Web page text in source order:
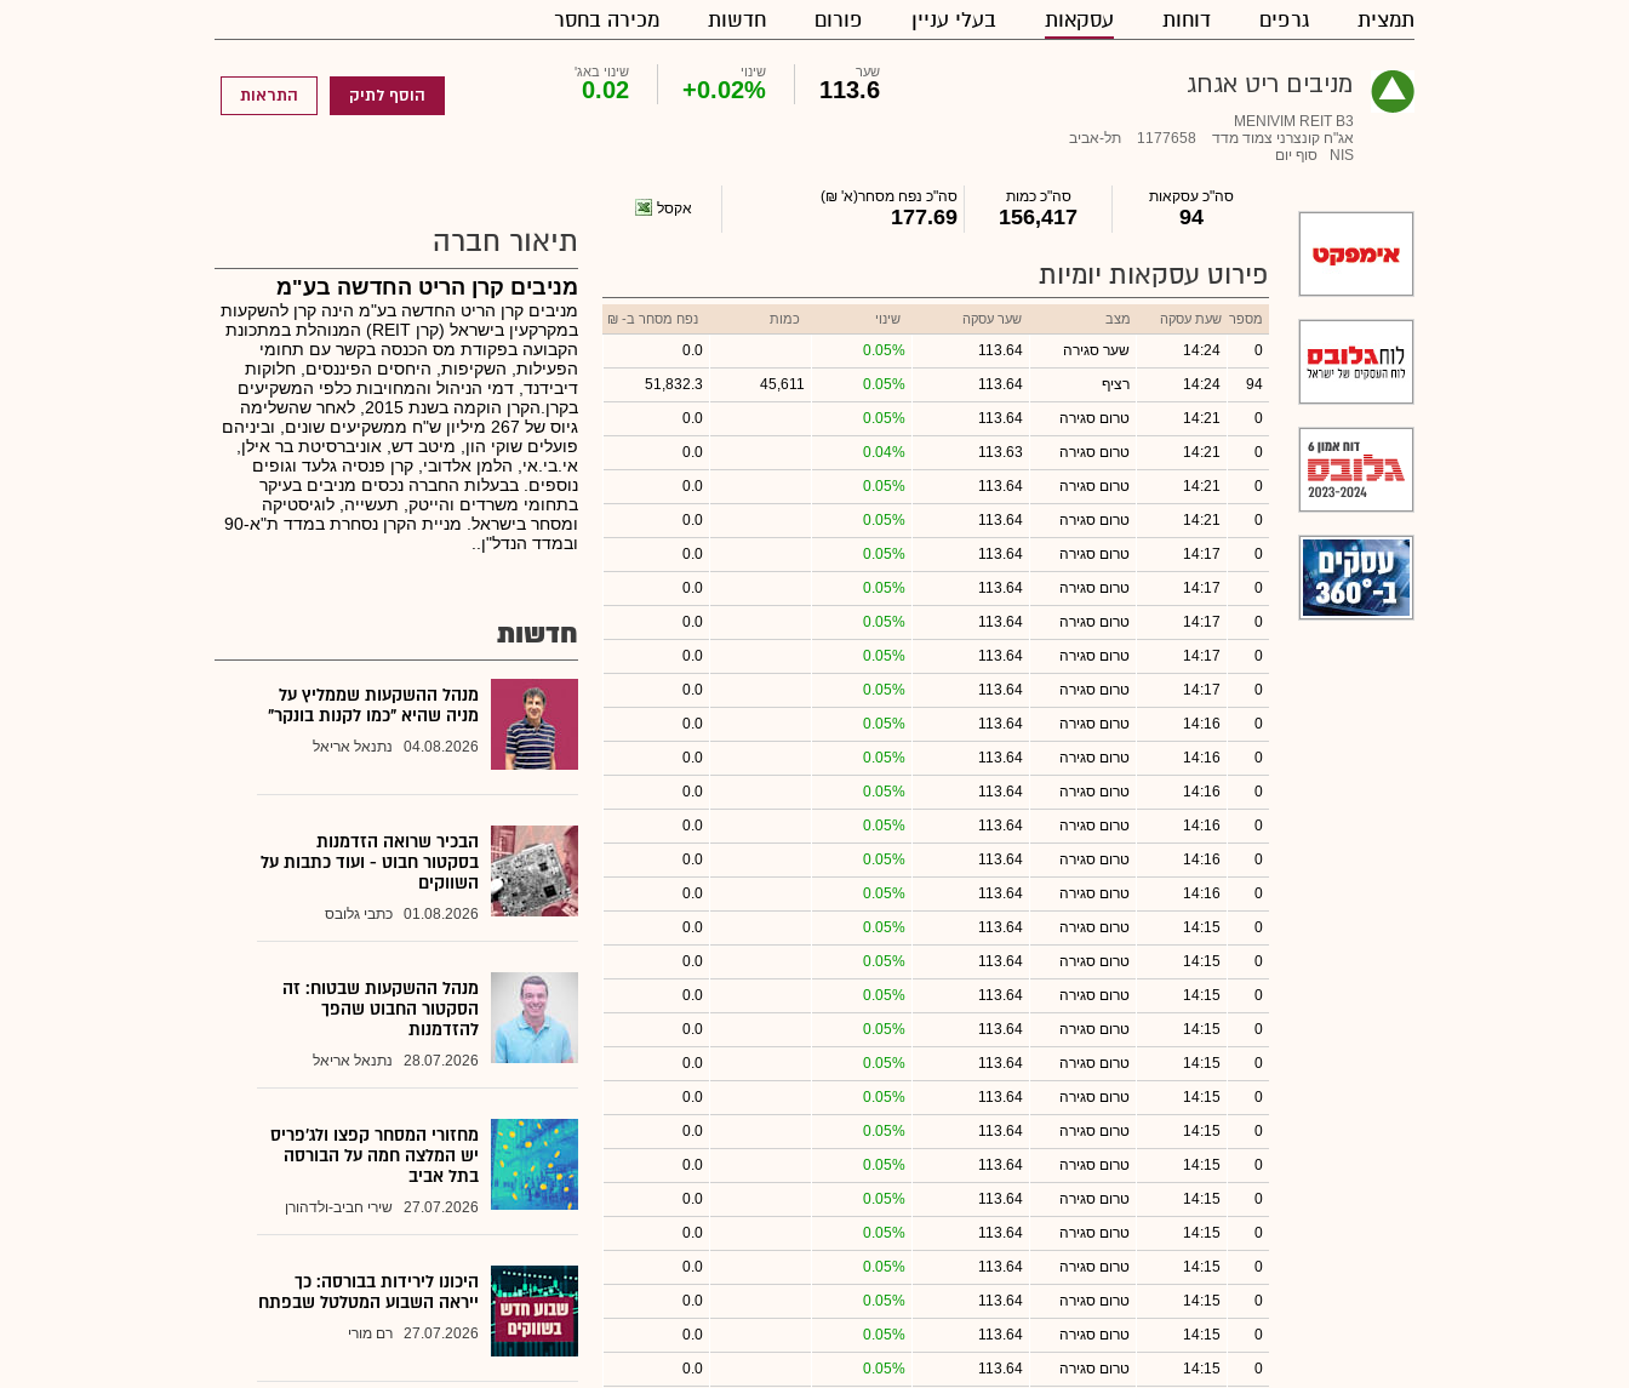
תמצית גרפים דוחות עסקאות בעלי עניין פורום חדשות מכירה בחסר
מניבים ריט אגחג
MENIVIM REIT B3
אג"ח קונצרני צמוד מדד
1177658
תל-אביב
NIS
סוף יום
שער
113.6
שינוי
+0.02%
שינוי באג'
0.02 הוסף לתיק התראות
סה"כ עסקאות
94
סה"כ כמות
156,417
סה"כ נפח מסחר(א' ₪)
177.69 אקסל
פירוט עסקאות יומיות
מספר שעת עסקה מצב שער עסקה שינוי כמות נפח מסחר ב- ₪
0
14:24 שער סגירה 113.64
0.05%
0.0
94
14:24 רציף 113.64
0.05%
45,611
51,832.3
0
14:21 טרום סגירה 113.64
0.05%
0.0
0
14:21 טרום סגירה 113.63
0.04%
0.0
0
14:21 טרום סגירה 113.64
0.05%
0.0
0
14:21 טרום סגירה 113.64
0.05%
0.0
0
14:17 טרום סגירה 113.64
0.05%
0.0
0
14:17 טרום סגירה 113.64
0.05%
0.0
0
14:17 טרום סגירה 113.64
0.05%
0.0
0
14:17 טרום סגירה 113.64
0.05%
0.0
0
14:17 טרום סגירה 113.64
0.05%
0.0
0
14:16 טרום סגירה 113.64
0.05%
0.0
0
14:16 טרום סגירה 113.64
0.05%
0.0
0
14:16 טרום סגירה 113.64
0.05%
0.0
0
14:16 טרום סגירה 113.64
0.05%
0.0
0
14:16 טרום סגירה 113.64
0.05%
0.0
0
14:16 טרום סגירה 113.64
0.05%
0.0
0
14:15 טרום סגירה 113.64
0.05%
0.0
0
14:15 טרום סגירה 113.64
0.05%
0.0
0
14:15 טרום סגירה 113.64
0.05%
0.0
0
14:15 טרום סגירה 113.64
0.05%
0.0
0
14:15 טרום סגירה 113.64
0.05%
0.0
0
14:15 טרום סגירה 113.64
0.05%
0.0
0
14:15 טרום סגירה 113.64
0.05%
0.0
0
14:15 טרום סגירה 113.64
0.05%
0.0
0
14:15 טרום סגירה 113.64
0.05%
0.0
0
14:15 טרום סגירה 113.64
0.05%
0.0
0
14:15 טרום סגירה 113.64
0.05%
0.0
0
14:15 טרום סגירה 113.64
0.05%
0.0
0
14:15 טרום סגירה 113.64
0.05%
0.0
0
14:15 טרום סגירה 113.64
0.05%
0.0
תיאור חברה
מניבים קרן הריט החדשה בע"מ
מניבים קרן הריט החדשה בע"מ הינה קרן להשקעות
במקרקעין בישראל (קרן REIT) המנוהלת במתכונת
הקבועה בפקודת מס הכנסה בקשר עם תחומי
הפעילות, השקיפות, היחסים הפיננסים, חלוקות
דיבידנד, דמי הניהול והמחויבות כלפי המשקיעים
בקרן.הקרן הוקמה בשנת 2015, לאחר שהשלימה
גיוס של 267 מיליון ש"ח ממשקיעים שונים, וביניהם
פועלים שוקי הון, מיטב דש, אוניברסיטת בר אילן,
אי.בי.אי, הלמן אלדובי, קרן פנסיה גלעד וגופים
נוספים. בבעלות החברה נכסים מניבים בעיקר
בתחומי משרדים והייטק, תעשייה, לוגיסטיקה
ומסחר בישראל. מניית הקרן נסחרת במדד ת"א-90
ובמדד הנדל"ן..
חדשות
מנהל ההשקעות שממליץ על
מניה שהיא "כמו לקנות בונקר"
04.08.2026 נתנאל אריאל
הבכיר שרואה הזדמנות
בסקטור חבוט - ועוד כתבות על
השווקים
01.08.2026 כתבי גלובס
מנהל ההשקעות שבטוח: זה
הסקטור החבוט שהפך
להזדמנות
28.07.2026 נתנאל אריאל
מחזורי המסחר קפצו ולג'פריס
יש המלצה חמה על הבורסה
בתל אביב
27.07.2026 שירי חביב-ולדהורן
היכונו לירידות בבורסה: כך
ייראה השבוע המטלטל שבפתח
27.07.2026 רם מורי